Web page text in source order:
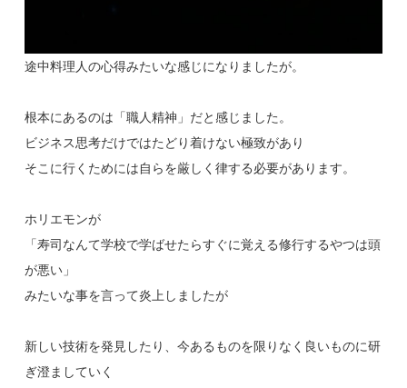
途中料理人の心得みたいな感じになりましたが。
根本にあるのは「職人精神」だと感じました。
ビジネス思考だけではたどり着けない極致があり
そこに行くためには自らを厳しく律する必要があります。
ホリエモンが
「寿司なんて学校で学ばせたらすぐに覚える修行するやつは頭
が悪い」
みたいな事を言って炎上しましたが
新しい技術を発見したり、今あるものを限りなく良いものに研
ぎ澄ましていく